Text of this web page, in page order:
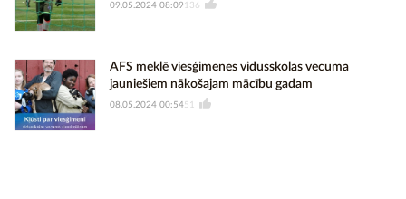
09.05.2024 08:09 136
AFS meklē viesģimenes vidusskolas vecuma
jauniešiem nākošajam mācību gadam
08.05.2024 00:5451